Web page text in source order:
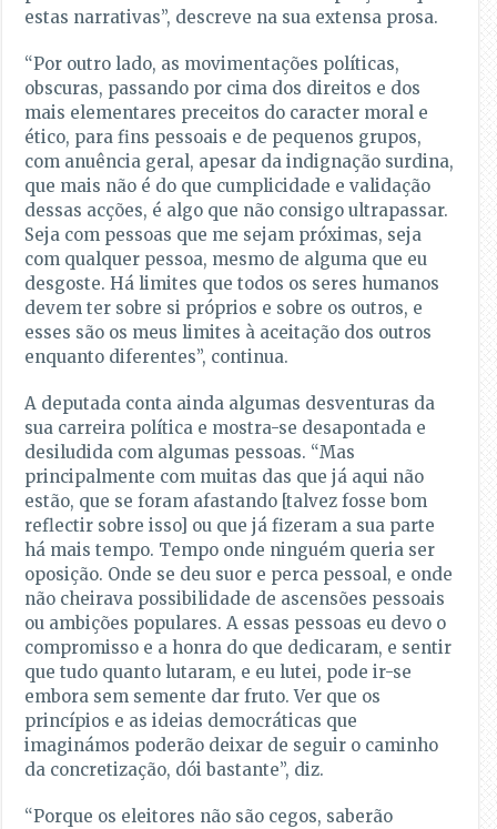
estas narrativas”, descreve na sua extensa prosa.
“Por outro lado, as movimentações políticas,
obscuras, passando por cima dos direitos e dos
mais elementares preceitos do caracter moral e
ético, para fins pessoais e de pequenos grupos,
com anuência geral, apesar da indignação surdina,
que mais não é do que cumplicidade e validação
dessas acções, é algo que não consigo ultrapassar.
Seja com pessoas que me sejam próximas, seja
com qualquer pessoa, mesmo de alguma que eu
desgoste. Há limites que todos os seres humanos
devem ter sobre si próprios e sobre os outros, e
esses são os meus limites à aceitação dos outros
enquanto diferentes”, continua.
A deputada conta ainda algumas desventuras da
sua carreira política e mostra-se desapontada e
desiludida com algumas pessoas. “Mas
principalmente com muitas das que já aqui não
estão, que se foram afastando [talvez fosse bom
reflectir sobre isso] ou que já fizeram a sua parte
há mais tempo. Tempo onde ninguém queria ser
oposição. Onde se deu suor e perca pessoal, e onde
não cheirava possibilidade de ascensões pessoais
ou ambições populares. A essas pessoas eu devo o
compromisso e a honra do que dedicaram, e sentir
que tudo quanto lutaram, e eu lutei, pode ir-se
embora sem semente dar fruto. Ver que os
princípios e as ideias democráticas que
imaginámos poderão deixar de seguir o caminho
da concretização, dói bastante”, diz.
“Porque os eleitores não são cegos, saberão